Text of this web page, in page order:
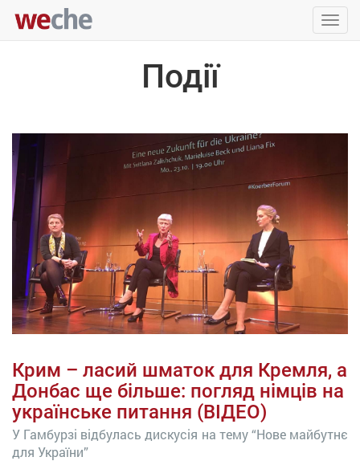
Події
Крим – ласий шматок для Кремля, а
Донбас ще більше: погляд німців на
українське питання (ВІДЕО)
У Гамбурзі відбулась дискусія на тему “Нове майбутнє
для України”